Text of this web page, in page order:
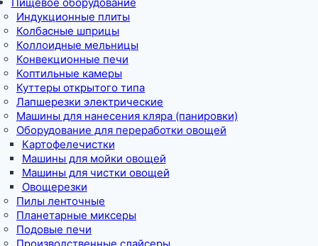
Индукционные плиты
Колбасные шприцы
Коллоидные мельницы
Конвекционные печи
Коптильные камеры
Куттеры открытого типа
Лапшерезки электрические
Машины для нанесения кляра (панировки)
Оборудование для переработки овощей
Картофелечистки
Машины для мойки овощей
Машины для чистки овощей
Овощерезки
Пилы ленточные
Планетарные миксеры
Подовые печи